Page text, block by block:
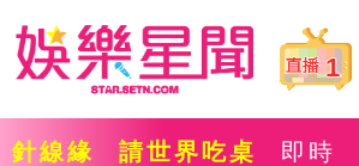
1
針線緣 請世界吃桌 即時